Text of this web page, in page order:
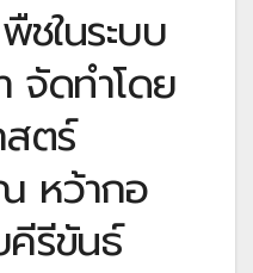
ชในระบบ
จัดทำโดย
ตร์
หว้ากอ
รีขันธ์